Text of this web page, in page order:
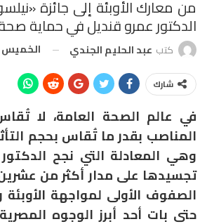
من معارك الأوبئة إلى جائزة
الدكتور عمرو قنديل في حماية
كتب عبد الحليم الجندي الخميس 21 مايو, 2026 8:29 م
شارك
في عالم الصحة العامة، لا
المناصب بقدر ما تُقاس بحجم
وهي المعادلة التي نجح
تجسيدها على مدار أكثر من
الصفوف الأولى لمواجهة الأوبئة
حتى بات أحد أبرز الوجوه